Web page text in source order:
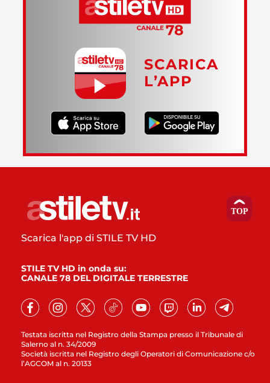
SCARICA
L’APP
Testata iscritta nel Registro della Stampa presso il Tribunale di
Salerno al n. 34/2009
Società iscritta nel Registro degli Operatori di Comunicazione c/o
l’AGCOM al n. 20133
Scarica l'app di STILE TV HD
STILE TV HD in onda su:
CANALE 78 DEL DIGITALE TERRESTRE